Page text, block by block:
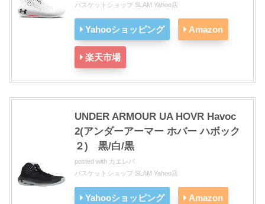
バスケットショップ SLAM Yahoo店
Yahooショッピング Amazon
楽天市場
UNDER ARMOUR UA HOVR Havoc
2(アンダーアーマー ホバー ハボック
２) 黒/白/黒
posted with カエレバ
バスケットショップ SLAM Yahoo店
Yahooショッピング Amazon